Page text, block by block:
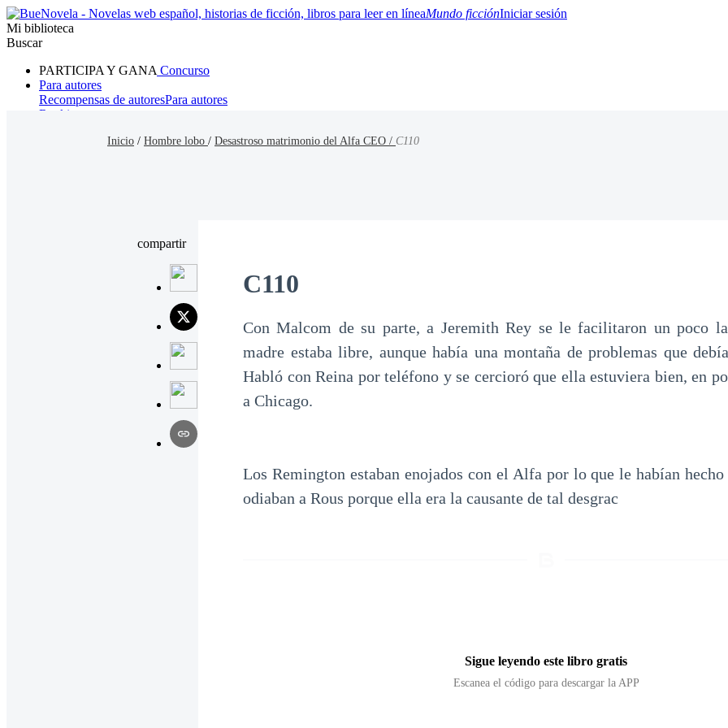
Mundo ficciónIniciar sesión
Mi biblioteca
Buscar
PARTICIPA Y GANA Concurso
Para autores
Recompensas de autoresPara autores
Ranking
Inicio / Hombre lobo / Desastroso matrimonio del Alfa CEO / C110
compartir
C110
Con Malcom de su parte, a Jeremith Rey se le facilitaron un poco
madre estaba libre, aunque había una montaña de problemas que
Habló con Reina por teléfono y se cercioró que ella estuviera bien, en
a Chicago.
Los Remington estaban enojados con el Alfa por lo que le habían
odiaban a Rous porque ella era la causante de tal desgrac
Sigue leyendo este libro gratis
Escanea el código para descargar la APP